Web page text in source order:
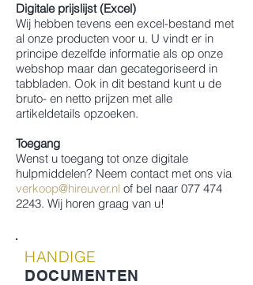
Digitale prijslijst (Excel)
Wij hebben tevens een excel-bestand met
al onze producten voor u. U vindt er in
principe dezelfde informatie als op onze
webshop maar dan gecategoriseerd in
tabbladen. Ook in dit bestand kunt u de
bruto- en netto prijzen met alle
artikeldetails opzoeken.
Toegang
Wenst u toegang tot onze digitale
hulpmiddelen? Neem contact met ons via
verkoop@hireuver.nl of bel naar 077 474
2243. Wij horen graag van u!
HANDIGE
DOCUMENTEN